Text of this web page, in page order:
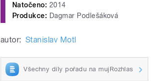
Natočeno: 2014
Produkce: Dagmar Podlešáková
autor: Stanislav Motl
Všechny díly pořadu na mujRozhlas